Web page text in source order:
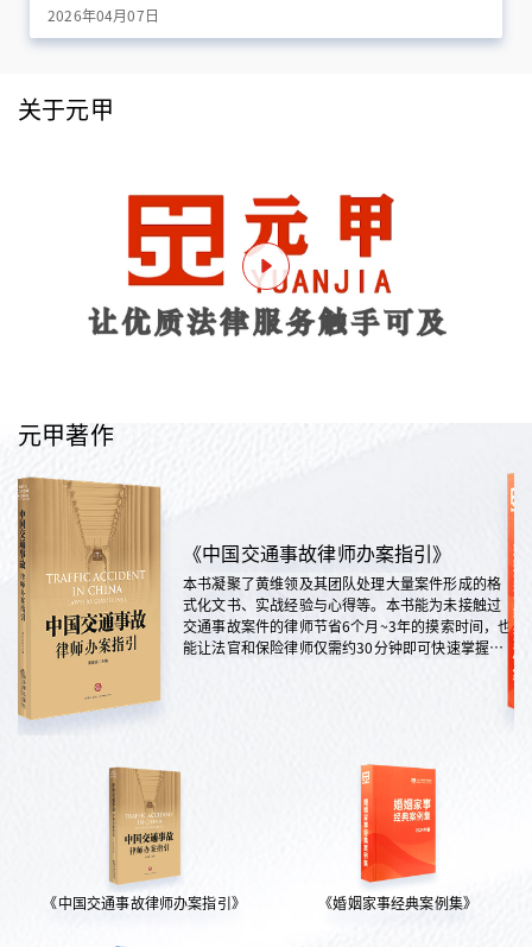
2026年04月07日
关于元甲
元甲著作
《中国交通事故律师办案指引》
本书凝聚了黄维领及其团队处理大量案件形成的格
式化文书、实战经验与心得等。本书能为未接触过
交通事故案件的律师节省6个月~3年的摸索时间，也
能让法官和保险律师仅需约30分钟即可快速掌握案
《中国交通事故律师办案指引》 《婚姻家事经典案例集》